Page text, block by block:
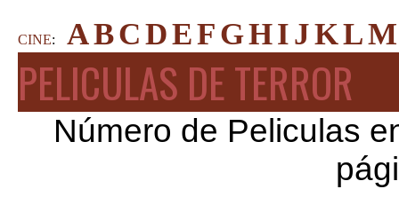
CINE: ABCDEFGHIJKLM
PELICULAS DE TERROR
Número de Peliculas